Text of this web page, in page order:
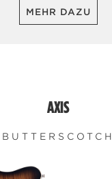
MEHR DAZU
AXIS
BUTTERSCOTCH